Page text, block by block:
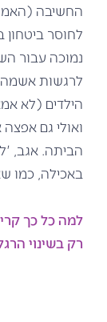
החשיבה
לחוסר
נמוכה עבור
לרגשות אשמה
הילדים (לא
ואולי גם
הביתה. אגב,
באכילה, כמו
למה כל כך
רק בשינוי